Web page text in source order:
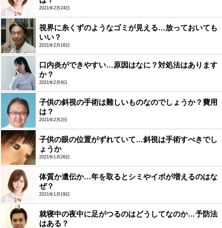
2021年2月24日
視界に糸くずのようなゴミが見える…放っておいても
いい？
2021年2月16日
口内炎ができやすい…原因はなに？対処法はあります
か？
2021年2月9日
子供の斜視の手術は難しいものなのでしょうか？費用
は？
2021年2月2日
子供の眼の位置がずれていて…斜視は手術すべきでし
ょうか
2021年1月26日
体質か遺伝か…年を取るとシミやイボが増えるのはな
ぜ？
2021年1月19日
就寝中の夜中に足がつるのはどうしてなのか…予防法
はある？